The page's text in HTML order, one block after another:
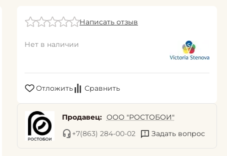
Написать отзыв
Нет в наличии
Отложить Сравнить
Продавец: ООО "РОСТОБОИ"
+7(863) 284-00-02
Задать вопрос